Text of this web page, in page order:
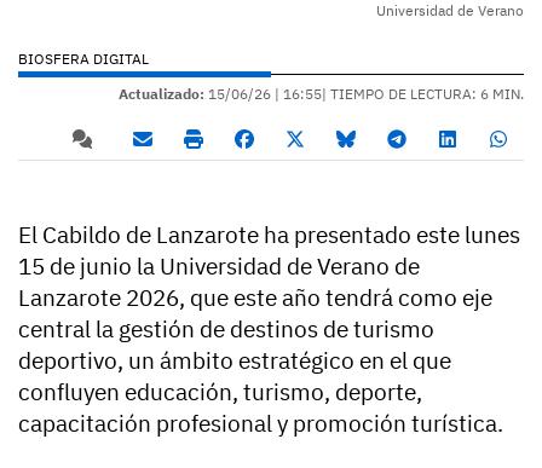
Universidad de Verano
BIOSFERA DIGITAL
Actualizado: 15/06/26 | 16:55| TIEMPO DE LECTURA: 6 MIN.
El Cabildo de Lanzarote ha presentado este lunes
15 de junio la Universidad de Verano de
Lanzarote 2026, que este año tendrá como eje
central la gestión de destinos de turismo
deportivo, un ámbito estratégico en el que
confluyen educación, turismo, deporte,
capacitación profesional y promoción turística.